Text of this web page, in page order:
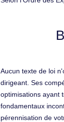
Aucun texte de loi
dirigeant. Ses
optimisations ayant
fondamentaux
pérennisation de